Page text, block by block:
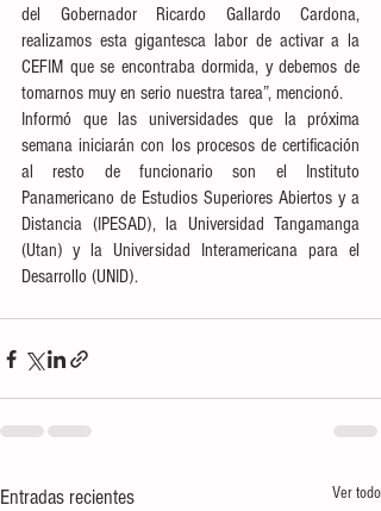
del Gobernador Ricardo Gallardo Cardona,
realizamos esta gigantesca labor de activar a la
CEFIM que se encontraba dormida, y debemos de
tomarnos muy en serio nuestra tarea”, mencionó.
Informó que las universidades que la próxima
semana iniciarán con los procesos de certificación
al resto de funcionario son el Instituto
Panamericano de Estudios Superiores Abiertos y a
Distancia (IPESAD), la Universidad Tangamanga
(Utan) y la Universidad Interamericana para el
Desarrollo (UNID).
Entradas recientes Ver todo